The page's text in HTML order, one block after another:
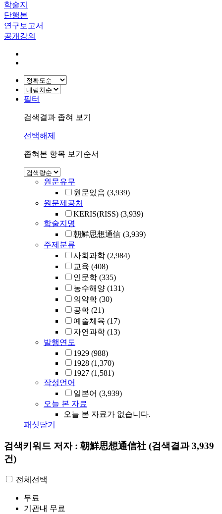
학술지
단행본
연구보고서
공개강의
필터
검색결과 좁혀 보기
선택해제
좁혀본 항목 보기순서
원문유무
원문있음 (3,939)
원문제공처
KERIS(RISS) (3,939)
학술지명
朝鮮思想通信 (3,939)
주제분류
사회과학 (2,984)
교육 (408)
인문학 (335)
농수해양 (131)
의약학 (30)
공학 (21)
예술체육 (17)
자연과학 (13)
발행연도
1929 (988)
1928 (1,370)
1927 (1,581)
작성언어
일본어 (3,939)
오늘 본 자료
오늘 본 자료가 없습니다.
패싯닫기
검색키워드 저자 : 朝鮮思想通信社 (검색결과 3,939
건)
전체선택
무료
기관내 무료